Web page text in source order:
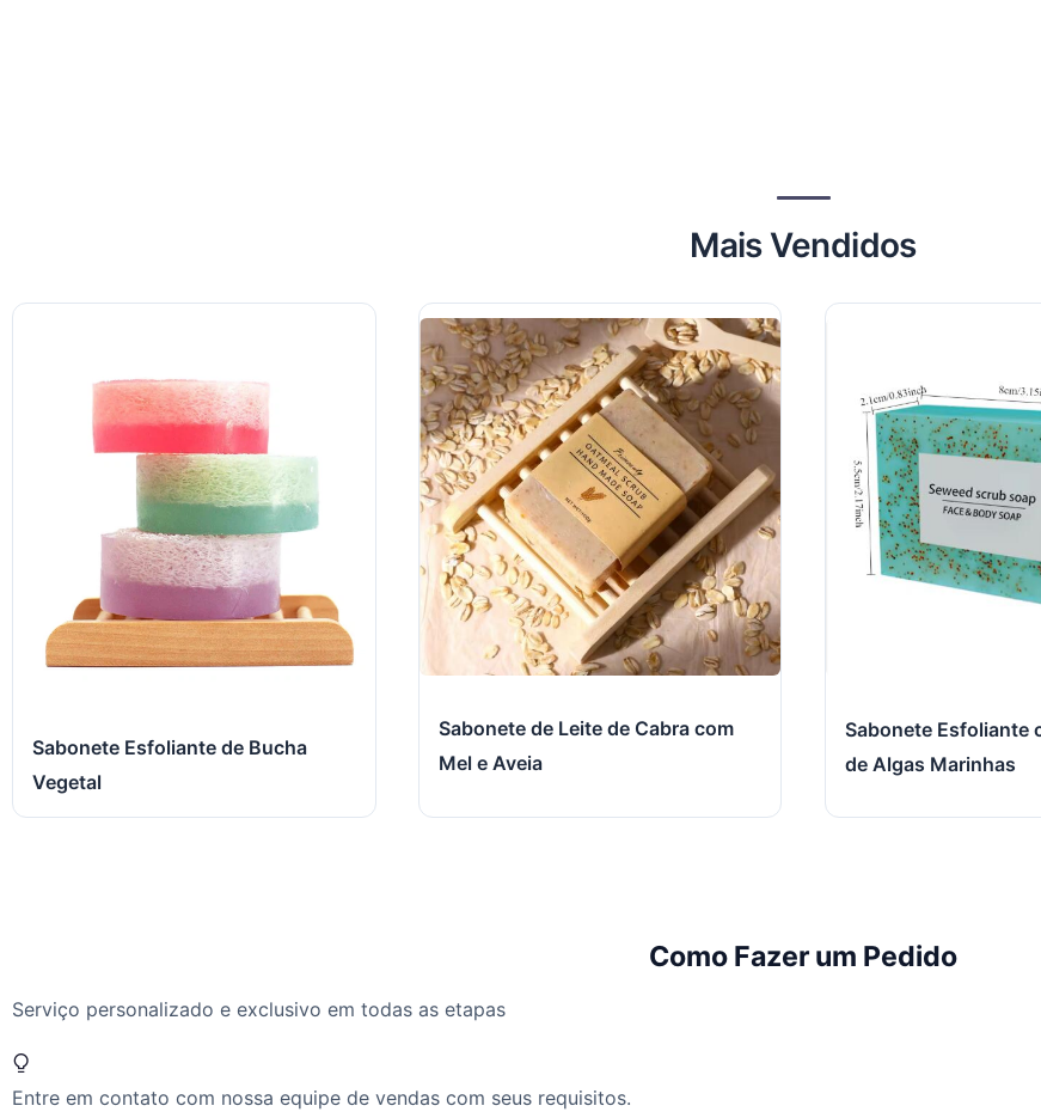
Mais Vendidos
Sabonete Esfoliante de Bucha
Vegetal
Sabonete de Leite de Cabra com
Mel e Aveia
Sabonete Esfoliante
de Algas Marinhas
Como Fazer um Pedido
Serviço personalizado e exclusivo em todas as etapas
Entre em contato com nossa equipe de vendas com seus requisitos.